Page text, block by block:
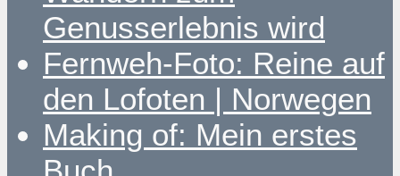
Genusserlebnis wird
Fernweh-Foto: Reine auf
den Lofoten | Norwegen
Making of: Mein erstes